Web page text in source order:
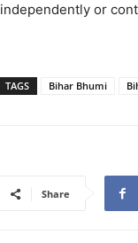
independently or
TAGS Bihar Bhumi
Share